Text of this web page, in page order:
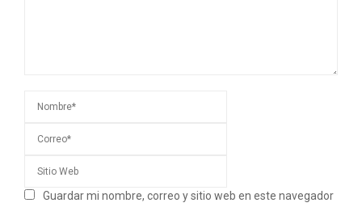
Guardar mi nombre, correo y sitio web en este navegador